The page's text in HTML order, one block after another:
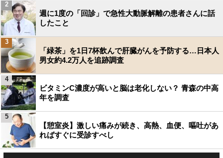
週に1度の「回診」で急性大動脈解離の患者さんに話
したこと
2
「緑茶」を1日7杯飲んで肝臓がんを予防する…日本人
男女約4.2万人を追跡調査
3
ビタミンC濃度が高いと脳は老化しない？ 青森の中高
年を調査
4
【憩室炎】激しい痛みが続き、高熱、血便、嘔吐があ
ればすぐに受診すべし
5